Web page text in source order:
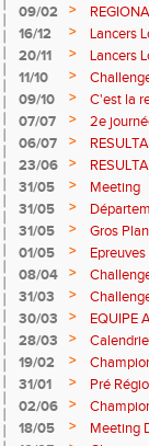
09/02
>
16/12
>
Lancers
20/11
>
Lancers
11/10
>
09/10
>
C'est la
07/07
>
2e
06/07
>
23/06
>
31/05
>
Meeting
31/05
>
31/05
>
Gros
01/05
>
08/04
>
31/03
>
30/03
>
EQUIPE
28/03
>
19/02
>
31/01
>
Pré
02/06
>
18/05
>
Meeting